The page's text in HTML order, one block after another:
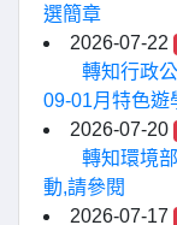
選簡章
2026-07-22
轉知行政
09-01月特色遊
2026-07-20
轉知環境
動,請參閱
2026-07-17